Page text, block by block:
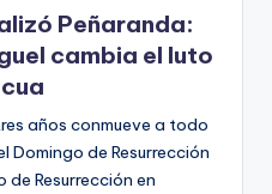
Peñaranda:
cambia el luto
años conmueve a todo
Domingo de Resurrección
Resurrección en